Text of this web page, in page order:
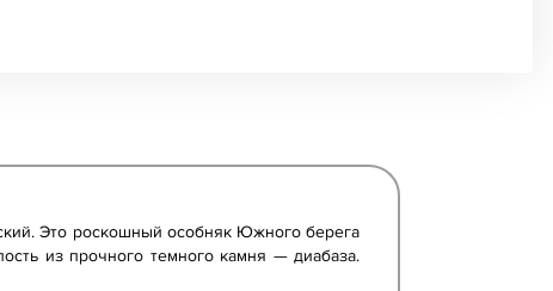
Это роскошный особняк Южного берега
из прочного темного камня — диабаза.